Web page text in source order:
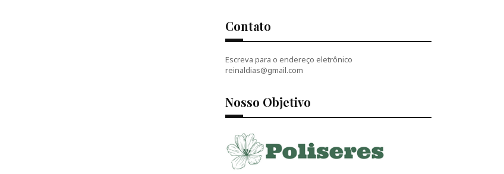
Contato
Escreva para o endereço eletrônico
reinaldias@gmail.com
Nosso Objetivo